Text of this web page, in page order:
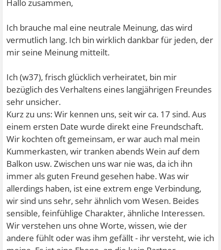
Hallo zusammen,
Ich brauche mal eine neutrale Meinung, das wird
vermutlich lang. Ich bin wirklich dankbar für jeden, der
mir seine Meinung mitteilt.
Ich (w37), frisch glücklich verheiratet, bin mir
bezüglich des Verhaltens eines langjährigen Freundes
sehr unsicher.
Kurz zu uns: Wir kennen uns, seit wir ca. 17 sind. Aus
einem ersten Date wurde direkt eine Freundschaft.
Wir kochten oft gemeinsam, er war auch mal mein
Kummerkasten, wir tranken abends Wein auf dem
Balkon usw. Zwischen uns war nie was, da ich ihn
immer als guten Freund gesehen habe. Was wir
allerdings haben, ist eine extrem enge Verbindung,
wir sind uns sehr, sehr ähnlich vom Wesen. Beides
sensible, feinfühlige Charakter, ähnliche Interessen.
Wir verstehen uns ohne Worte, wissen, wie der
andere fühlt oder was ihm gefällt - ihr versteht, wie ich